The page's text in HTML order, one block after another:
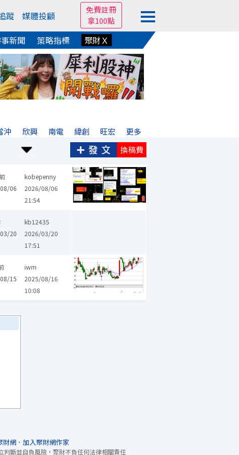
蹤 媒體投顧
免費註冊
拿100點
新聞 策略指標 聚財Ｘ
沖 欣興 南電 緯創 旺宏 更多
換稿費
06
kobepenny
2026/08/06
21:54
台積電 華邦電
20
kb12435
2026/03/20
17:51
15
iwm
2025/08/16
10:08
財網． 加入聚財網作家
斷並自負風險，聚財不負任何法律相關責任